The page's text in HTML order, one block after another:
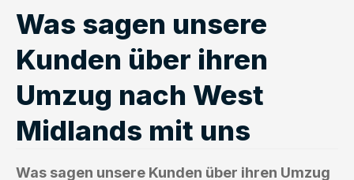
Was sagen unsere
Kunden über ihren
Umzug nach West
Midlands mit uns
Was sagen unsere Kunden über ihren Umzug